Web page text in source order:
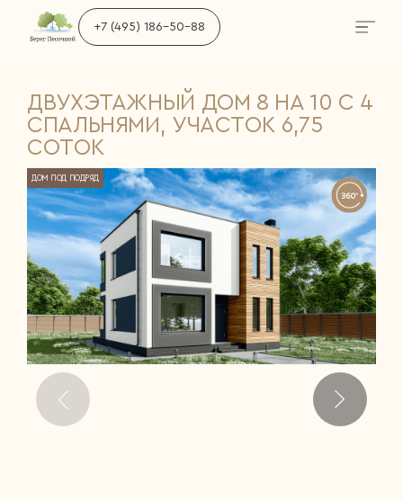
+7 (495) 186-50-88
ДВУХЭТАЖНЫЙ ДОМ 8 НА 10 С 4
СПАЛЬНЯМИ, УЧАСТОК 6,75
СОТОК
ДОМ ПОД ПОДРЯД